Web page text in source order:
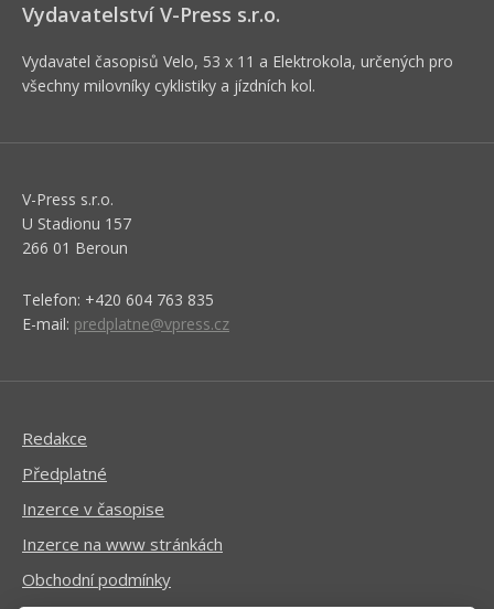
Vydavatelství V-Press s.r.o.
Vydavatel časopisů Velo, 53 x 11 a Elektrokola, určených pro
všechny milovníky cyklistiky a jízdních kol.
V-Press s.r.o.
U Stadionu 157
266 01 Beroun
Telefon: +420 604 763 835
E-mail: predplatne@vpress.cz
Redakce
Předplatné
Inzerce v časopise
Inzerce na www stránkách
Obchodní podmínky